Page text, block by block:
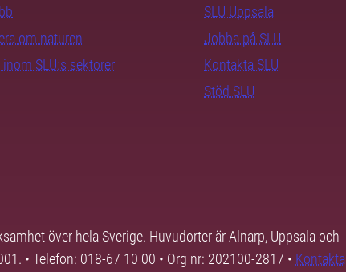
om naturen
SLU:s sektorer
SLU Uppsala
Jobba på SLU
Kontakta SLU
Stöd SLU
över hela Sverige. Huvudorter är Alnarp, Uppsala och
• Telefon: 018-67 10 00 • Org nr: 202100-2817 • Kontakta